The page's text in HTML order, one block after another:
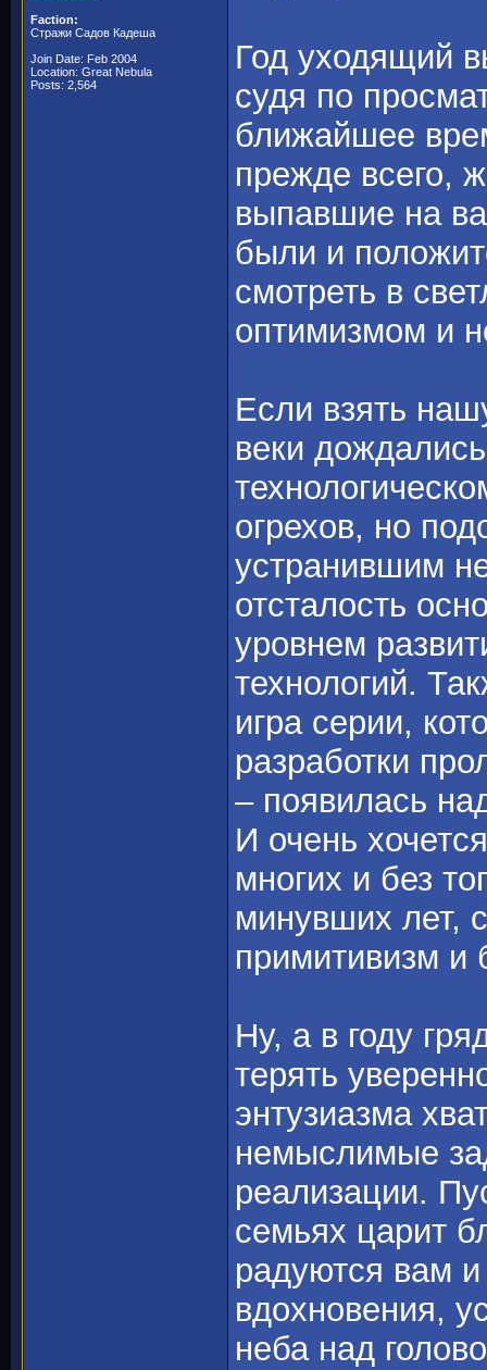
Faction:
Стражи Садов Кадеша
Join Date: Feb 2004
Location: Great Nebula
Posts: 2,564
Год уходящий
судя по
ближайшее
прежде всего,
выпавшие на
были и
смотреть в
оптимизмом и
Если взять
веки
огрехов, но
устранившим
отсталость
уровнем
технологий.
игра серии,
разработки
– появилась
И очень
многих и без
минувших лет,
примитивизм и
Ну, а в году
терять
энтузиазма
немыслимые
реализации.
семьях царит
радуются вам
вдохновения,
неба над